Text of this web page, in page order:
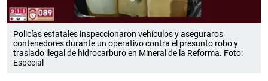
Policías estatales inspeccionaron vehículos y aseguraros
contenedores durante un operativo contra el presunto robo y
traslado ilegal de hidrocarburo en Mineral de la Reforma. Foto:
Especial